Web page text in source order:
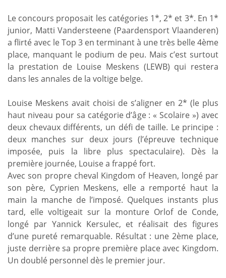
Le concours proposait les catégories 1*, 2* et 3*. En 1*
junior, Matti Vandersteene (Paardensport Vlaanderen)
a flirté avec le Top 3 en terminant à une très belle 4ème
place, manquant le podium de peu. Mais c’est surtout
la prestation de Louise Meskens (LEWB) qui restera
dans les annales de la voltige belge.
Louise Meskens avait choisi de s’aligner en 2* (le plus
haut niveau pour sa catégorie d’âge : « Scolaire ») avec
deux chevaux différents, un défi de taille. Le principe :
deux manches sur deux jours (l’épreuve technique
imposée, puis la libre plus spectaculaire). Dès la
première journée, Louise a frappé fort.
Avec son propre cheval Kingdom of Heaven, longé par
son père, Cyprien Meskens, elle a remporté haut la
main la manche de l’imposé. Quelques instants plus
tard, elle voltigeait sur la monture Orlof de Conde,
longé par Yannick Kersulec, et réalisait des figures
d’une pureté remarquable. Résultat : une 2ème place,
juste derrière sa propre première place avec Kingdom.
Un doublé personnel dès le premier jour.